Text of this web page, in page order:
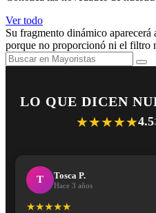
Ver todo
Su fragmento dinámico aparecerá
porque no proporcionó ni el filtro
LO QUE DICEN
★★★★★4.5
T Tosca P.
Hace 3 años
★★★★★